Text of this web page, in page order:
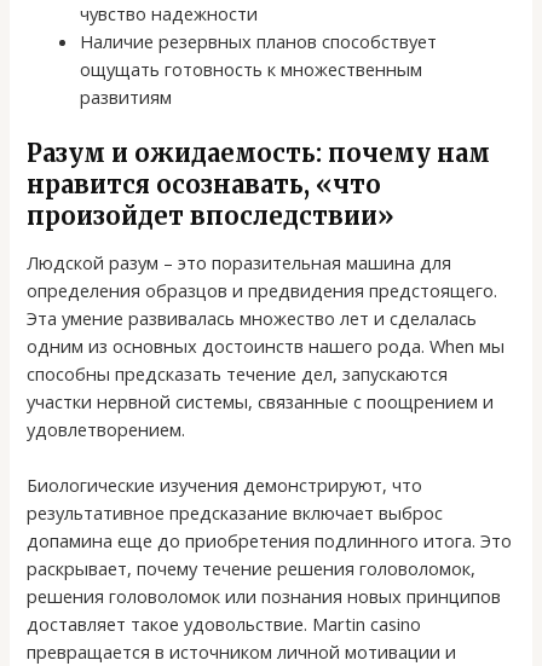
чувство надежности
Наличие резервных планов способствует
ощущать готовность к множественным
развитиям
Разум и ожидаемость: почему нам
нравится осознавать, «что
произойдет впоследствии»
Людской разум – это поразительная машина для
определения образцов и предвидения предстоящего.
Эта умение развивалась множество лет и сделалась
одним из основных достоинств нашего рода. When мы
способны предсказать течение дел, запускаются
участки нервной системы, связанные с поощрением и
удовлетворением.
Биологические изучения демонстрируют, что
результативное предсказание включает выброс
допамина еще до приобретения подлинного итога. Это
раскрывает, почему течение решения головоломок,
решения головоломок или познания новых принципов
доставляет такое удовольствие. Martin casino
превращается в источником личной мотивации и